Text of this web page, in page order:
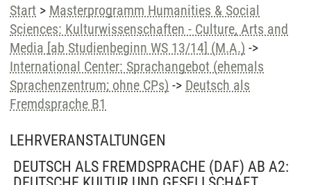
Start > Masterprogramm Humanities & Social
Sciences: Kulturwissenschaften - Culture, Arts and
Media [ab Studienbeginn WS 13/14] (M.A.) ->
International Center: Sprachangebot (ehemals
Sprachenzentrum; ohne CPs) -> Deutsch als
Fremdsprache B1
LEHRVERANSTALTUNGEN
DEUTSCH ALS FREMDSPRACHE (DAF) AB A2: